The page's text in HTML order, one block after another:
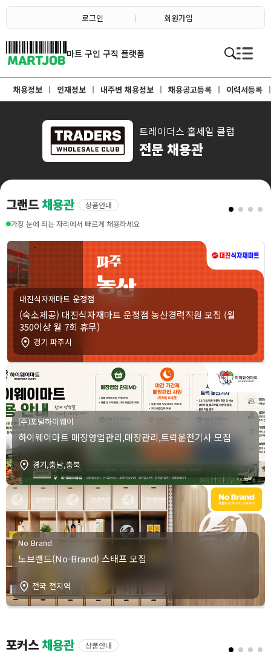
채용정보
인재정보
이벤트·세일정보
SNS홍보관
유통매장전용 임대·매매정보
마트직평균월급
식자재가격정보
점장채용정보
계산원/캐셔채용정보
매장관리직원채용정보
농산/야채청과직원채용정보
축산/정육직원채용정보
수산직원채용정보
배달/배송직원채용정보
로그인 회원가입
마트 구인 구직 플랫폼
채용정보 인재정보 내주변 채용정보 채용공고등록 이력서등록
트레이더스 홀세일 클럽
전문 채용관
그랜드채용관
상품안내
가장 눈에 띄는 자리에서 빠르게 채용하세요
대진식자재마트 운정점
(숙소제공) 대진식자재마트 운정점 농산경력직원 모집 (월
350이상 월 7회 휴무)
경기 파주시
(주)포털하이웨이
하이웨이마트 매장영업관리,매장관리,트럭운전기사 모집
경기,충남,충북
No Brand
노브랜드(No-Brand) 스태프 모집
전국 전지역
포커스채용관
상품안내